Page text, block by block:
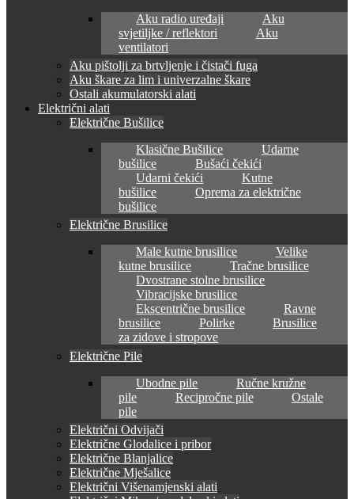
Aku radio uređaji
Aku
svjetiljke / reflektori
Aku
ventilatori
Aku pištolji za brtvljenje i čistači fuga
Aku škare za lim i univerzalne škare
Ostali akumulatorski alati
Električni alati
Električne Bušilice
Klasične Bušilice
Udarne
bušilice
Bušaći čekići
Udarni čekići
Kutne
bušilice
Oprema za električne
bušilice
Električne Brusilice
Male kutne brusilice
Velike
kutne brusilice
Tračne brusilice
Dvostrane stolne brusilice
Vibracijske brusilice
Ekscentrične brusilice
Ravne
brusilice
Polirke
Brusilice
za zidove i stropove
Električne Pile
Ubodne pile
Ručne kružne
pile
Recipročne pile
Ostale
pile
Električni Odvijači
Električne Glodalice i pribor
Električne Blanjalice
Električne Mješalice
Električni Višenamjenski alati